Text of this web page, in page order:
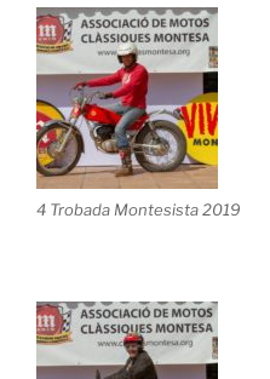
4 Trobada Montesista 2019